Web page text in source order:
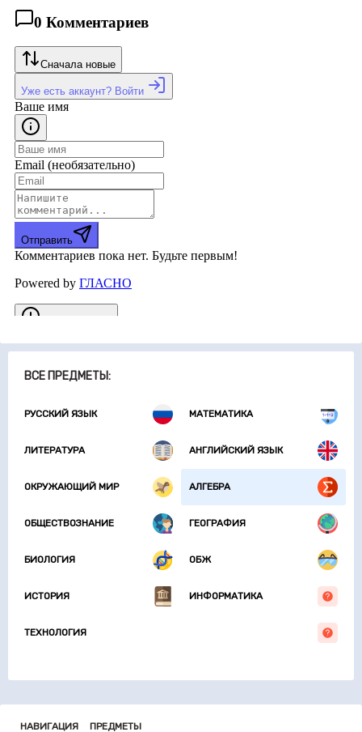
ВСЕ ПРЕДМЕТЫ:
РУССКИЙ ЯЗЫК МАТЕМАТИКА
ЛИТЕРАТУРА АНГЛИЙСКИЙ ЯЗЫК
ОКРУЖАЮЩИЙ МИР АЛГЕБРА
ОБЩЕСТВОЗНАНИЕ ГЕОГРАФИЯ
БИОЛОГИЯ ОБЖ
ИСТОРИЯ ИНФОРМАТИКА
ТЕХНОЛОГИЯ
НАВИГАЦИЯ ПРЕДМЕТЫ